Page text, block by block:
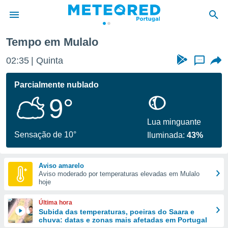
da
foi
fornecidas
a este
das
e
forma
digital
Tempo em Mulalo
02:35 Quinta ...
Parcialmente nublado
9°
Sensação de 10°
Lua minguante
Iluminada:43%
Aviso amarelo
Aviso moderado por temperaturas elevadas em Mulalo
hoje
Última hora
Subida das temperaturas, poeiras do Saara e
chuva: datas e zonas mais afetadas em Portugal